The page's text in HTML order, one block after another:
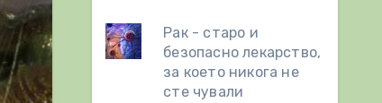
Рак - старо и
безопасно лекарство,
за което никога не
сте чували